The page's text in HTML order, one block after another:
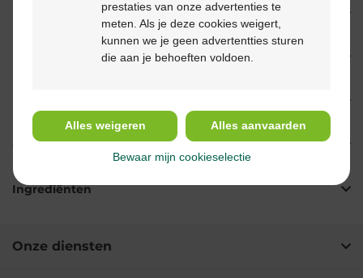
Eigenschappen
Gebruik
Ingrediënten
Onze diensten
prestaties van onze advertenties te
meten. Als je deze cookies weigert,
kunnen we je geen advertentties sturen
die aan je behoeften voldoen.
Alles weigeren Alles aanvaarden
Bewaar mijn cookieselectie